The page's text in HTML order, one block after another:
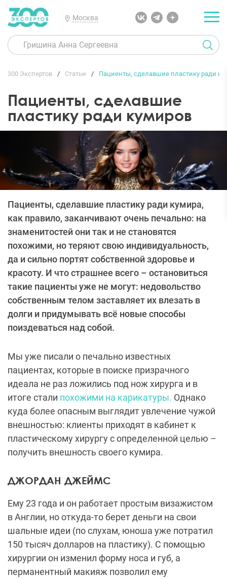
Москва
300 Экспертов Статьи Пациенты, сделавшие пластику ради
Пациенты, сделавшие
пластику ради кумиров
Пациенты, сделавшие пластику ради кумира,
как правило, заканчивают очень печально: на
знаменитостей они так и не становятся
похожими, но теряют свою индивидуальность,
да и сильно портят собственной здоровье и
красоту. И что страшнее всего – остановиться
такие пациенты уже не могут: недовольство
собственным телом заставляет их влезать в
долги и придумывать всё новые способы
поиздеваться над собой.
Мы уже писали о печально известных
пациентах, которые в поиске призрачного
идеала не раз ложились под нож хирурга и в
итоге стали похожими на карикатуры. Однако
куда более опасным выглядит увлечение чужой
внешностью: клиенты приходят в кабинет к
пластическому хирургу с определенной целью –
получить внешность своего кумира.
ДЖОРДАН ДЖЕЙМС
Ему 23 года и он работает простым визажистом
в Англии, но откуда-то берет деньги на свои
шальные идеи (по слухам, юноша уже потратил
150 тысяч долларов на пластику). С помощью
хирургии он изменил форму носа и губ, а
перманентный макияж позволил ему